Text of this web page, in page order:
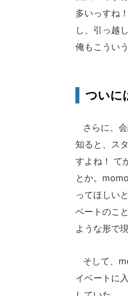
多いっすね
し、引っ越
俺もこうい
ついに
さらに、
知ると、ス
すよね！ て
とか。
ってほしい
ベートのこ
ような形で
そして、
イベートに